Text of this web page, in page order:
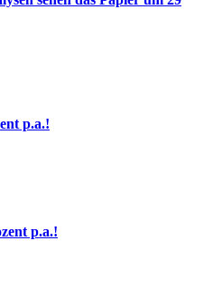
p.a.!
p.a.!